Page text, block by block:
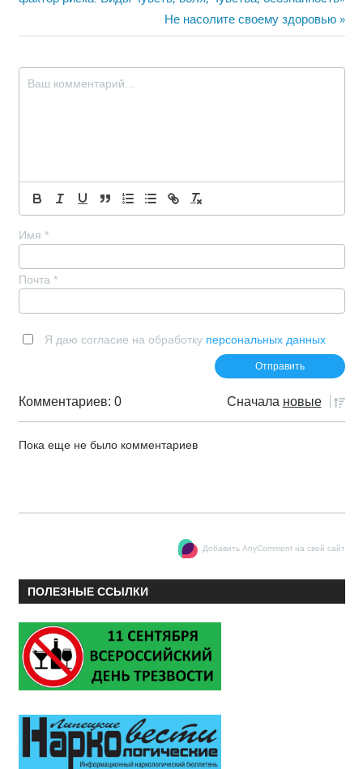
по
записям
Следующая
запись:
Не насолите своему здоровью
Имя *
Почта *
Я даю согласие на обработку персональных данных
Комментариев: 0 Сначала новые
Пока еще не было комментариев
Добавить AnyComment на свой сайт
ПОЛЕЗНЫЕ ССЫЛКИ